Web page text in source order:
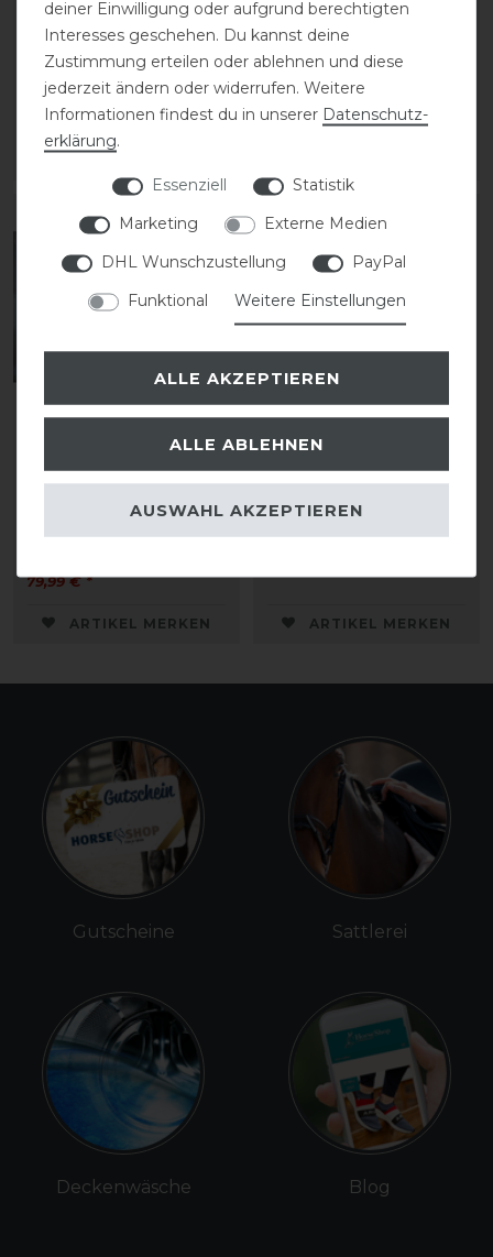
Dyon D-Collection Yoke
Martingal Riemen
119,99 € *
Dyon Hunter Collection
Martingal
119,99 € *
Collection
geschlossen soft
79,99 € *
ARTIKEL MERKEN
Dyon D-Collection
Martingalgabel Standard
ARTIKEL MERKEN
Gutscheine
Deckenwäsche
Sattlerei
Blog
deiner Einwilligung oder aufgrund berechtigten
Interesses geschehen. Du kannst deine
Zustimmung erteilen oder ablehnen und diese
jederzeit ändern oder widerrufen. Weitere
Informationen findest du in unserer Daten­schutz­
erklärung.
Essenziell
Statistik
Marketing
Externe Medien
DHL Wunschzustellung
PayPal
Funktional
Weitere Einstellungen
ALLE AKZEPTIEREN
ALLE ABLEHNEN
AUSWAHL AKZEPTIEREN